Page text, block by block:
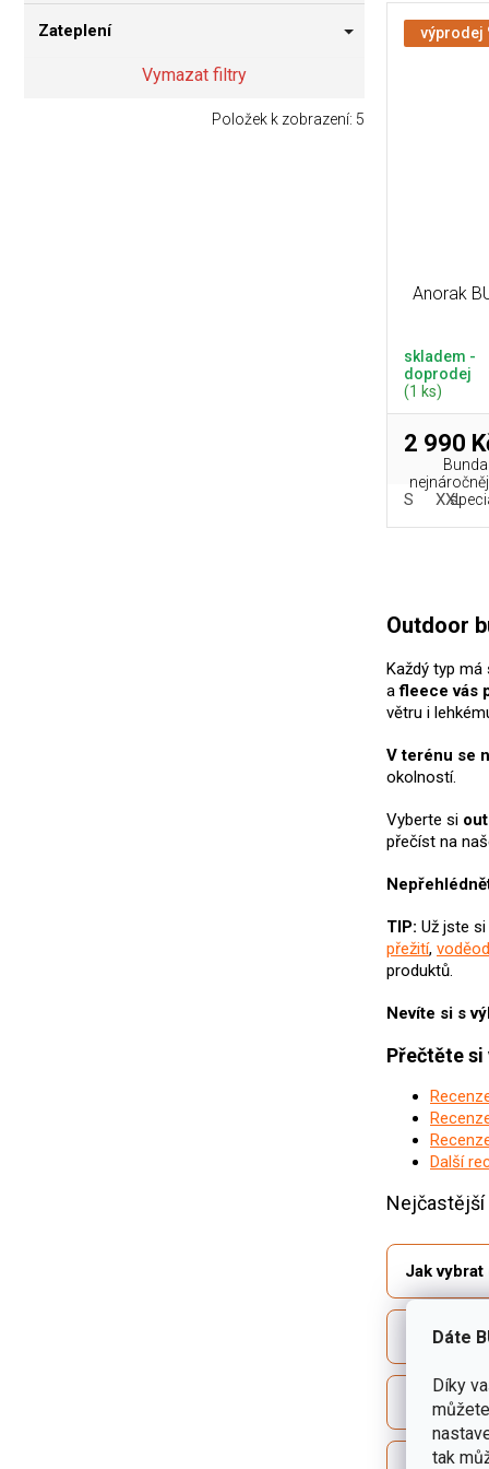
Dáte
Díky
tak
Zateplení
Vymazat filtry
Položek k zobrazení: 5
výprodej
Anorak
skladem -
doprodej
(1 ks)
2 990
S XXL
Outdoor
Každý typ
afleece vás
větru i
V terénu se
okolností.
Vyberte si
přečíst na
TIP: Už jste
přežití,
produktů.
Nevíte si s
Přečtěte si
Další
Nejčastější
Jak
Jaký je
Co